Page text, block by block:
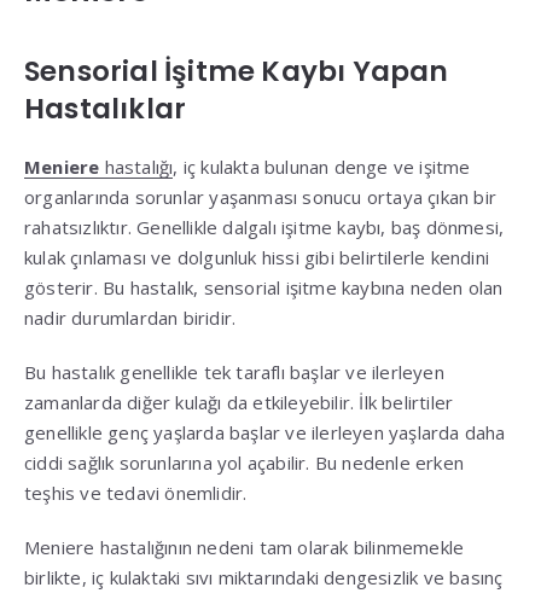
Sensorial İşitme Kaybı Yapan
Hastalıklar
Meniere hastalığı, iç kulakta bulunan denge ve işitme
organlarında sorunlar yaşanması sonucu ortaya çıkan bir
rahatsızlıktır. Genellikle dalgalı işitme kaybı, baş dönmesi,
kulak çınlaması ve dolgunluk hissi gibi belirtilerle kendini
gösterir. Bu hastalık, sensorial işitme kaybına neden olan
nadir durumlardan biridir.
Bu hastalık genellikle tek taraflı başlar ve ilerleyen
zamanlarda diğer kulağı da etkileyebilir. İlk belirtiler
genellikle genç yaşlarda başlar ve ilerleyen yaşlarda daha
ciddi sağlık sorunlarına yol açabilir. Bu nedenle erken
teşhis ve tedavi önemlidir.
Meniere hastalığının nedeni tam olarak bilinmemekle
birlikte, iç kulaktaki sıvı miktarındaki dengesizlik ve basınç